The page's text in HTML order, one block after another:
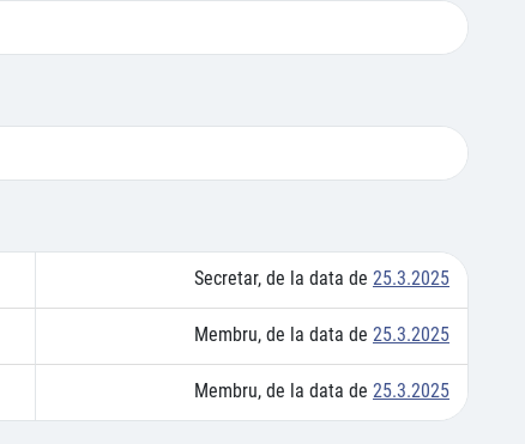
Secretar, de la data de 25.3.2025
Membru, de la data de 25.3.2025
Membru, de la data de 25.3.2025